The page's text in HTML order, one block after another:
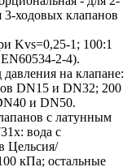
3-ходовых клапанов
Kvs=0,25-1; 100:1
EN60534-2-4).
на клапане:
DN15 и DN32; 200
и DN50.
с латунным
вода с
Цельсия/
кПа; остальные